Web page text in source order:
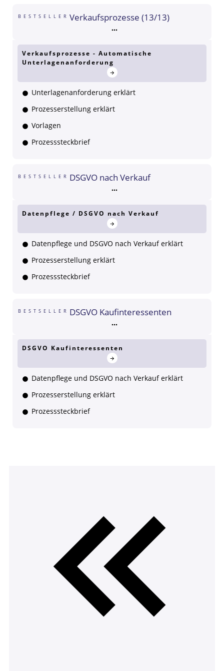
BESTSELLER Verkaufsprozesse (13/13)
Verkaufsprozesse - Automatische
Unterlagenanforderung
Unterlagenanforderung erklärt
Prozesserstellung erklärt
Vorlagen
Prozesssteckbrief
BESTSELLER DSGVO nach Verkauf
Datenpflege / DSGVO nach Verkauf
Datenpflege und DSGVO nach Verkauf erklärt
Prozesserstellung erklärt
Prozesssteckbrief
BESTSELLER DSGVO Kaufinteressenten
DSGVO Kaufinteressenten
Datenpflege und DSGVO nach Verkauf erklärt
Prozesserstellung erklärt
Prozesssteckbrief